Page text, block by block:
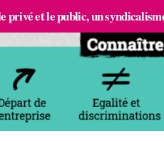
privé et le public, un